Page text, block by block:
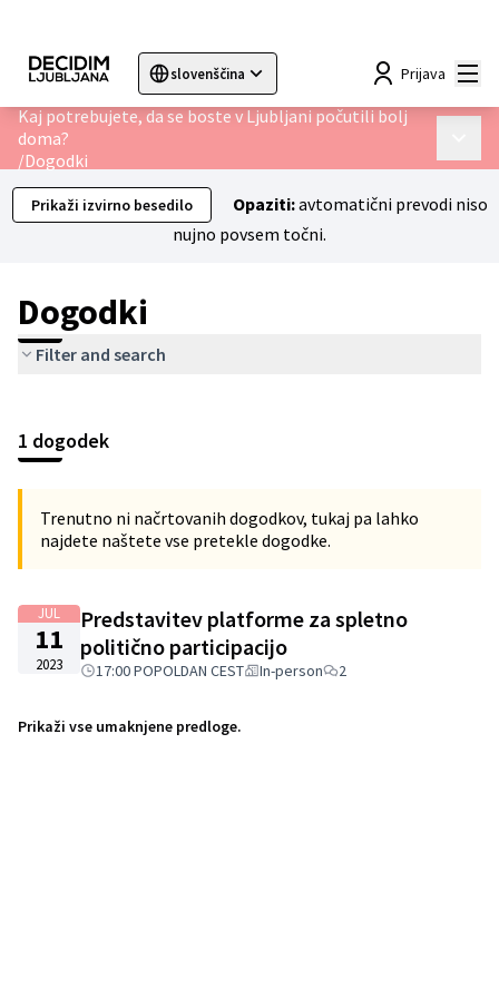
slovenščina
Sprache wählen Choose language Choisir la langue
Prijava
Kaj potrebujete, da se boste v Ljubljani počutili bolj
doma?
/Dogodki
Prikaži izvirno besedilo Opaziti:avtomatični prevodi niso
nujno povsem točni.
Dogodki
Filter and search
+
−
1 dogodek
Trenutno ni načrtovanih dogodkov, tukaj pa lahko
najdete naštete vse pretekle dogodke.
JUL
11
2023
Predstavitev platforme za spletno
politično participacijo
17:00 POPOLDAN CEST In-person 2
Prikaži vse umaknjene predloge.